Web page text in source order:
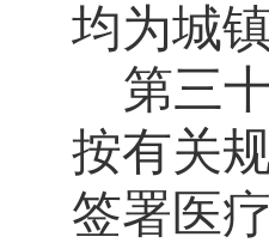
均为城
第三
按有关
签署医